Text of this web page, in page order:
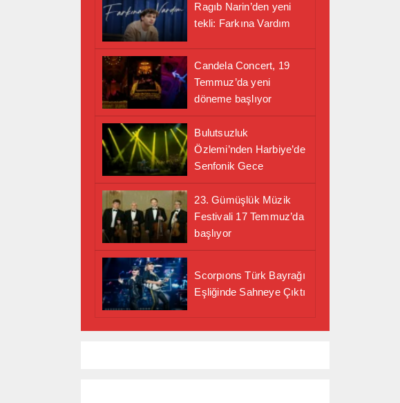
Ragıb Narin’den yeni
tekli: Farkına Vardım
Candela Concert, 19
Temmuz’da yeni
döneme başlıyor
Bulutsuzluk
Özlemi’nden Harbiye’de
Senfonik Gece
23. Gümüşlük Müzik
Festivali 17 Temmuz’da
başlıyor
Scorpıons Türk Bayrağı
Eşliğinde Sahneye Çıktı